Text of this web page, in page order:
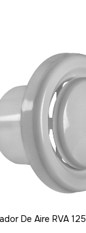
De Aire RVA 125